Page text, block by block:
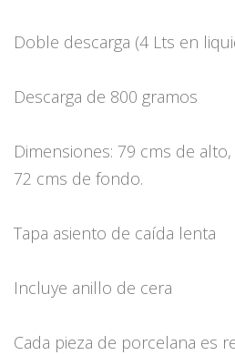
Doble descarga (4 Lts en
Descarga de 800 gramos
Dimensiones: 79 cms de
72 cms de fondo.
Tapa asiento de caída lenta
Incluye anillo de cera
Cada pieza de porcelana es